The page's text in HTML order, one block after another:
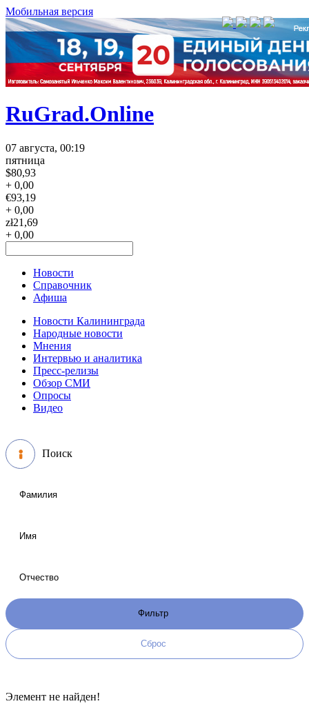
Мобильная версия
RuGrad.Online
07 августа, 00:19
пятница
$80,93
+ 0,00
€93,19
+ 0,00
zł21,69
+ 0,00
Новости
Справочник
Афиша
Новости Калининграда
Народные новости
Мнения
Интервью и аналитика
Пресс-релизы
Обзор СМИ
Опросы
Видео
Поиск
Элемент не найден!